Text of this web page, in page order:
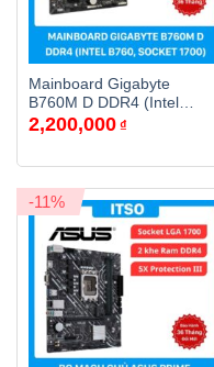
Mainboard Gigabyte
B760M D DDR4 (Intel
B760, Socket 1700, m-ATX,
2,200,000 ₫
-11%